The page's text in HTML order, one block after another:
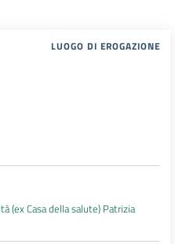
LUOGO DI EROGAZIONE
(ex Casa della salute) Patrizia